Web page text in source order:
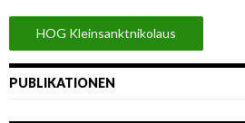
HOG Kleinsanktnikolaus
PUBLIKATIONEN